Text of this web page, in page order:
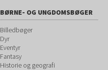
BØRNE- OG UNGDOMSBØGER
Billedbøger
Dyr
Eventyr
Fantasy
Historie og geografi